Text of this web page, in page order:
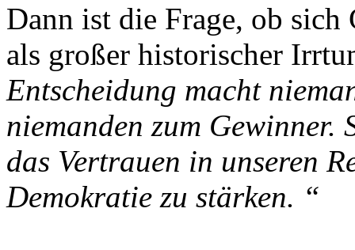
Dann ist die Frage, ob
als großer historischer
Entscheidung macht
niemanden zum
das Vertrauen in unseren
Demokratie zu stärken. “